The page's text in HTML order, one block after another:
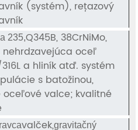
(systém), reťazový
235,Q345B, 38CrNiMo,
nehrdzavejúca oceľ
a hliník atď. systém
s batožinou,
oceľové valce; kvalitné
valček,gravitačný